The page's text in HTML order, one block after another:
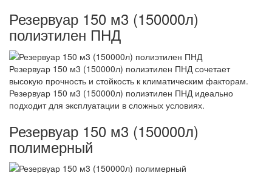
Резервуар 150 м3 (150000л)
полиэтилен ПНД
Резервуар 150 м3 (150000л) полиэтилен ПНД сочетает
высокую прочность и стойкость к климатическим факторам.
Резервуар 150 м3 (150000л) полиэтилен ПНД идеально
подходит для эксплуатации в сложных условиях.
Резервуар 150 м3 (150000л)
полимерный